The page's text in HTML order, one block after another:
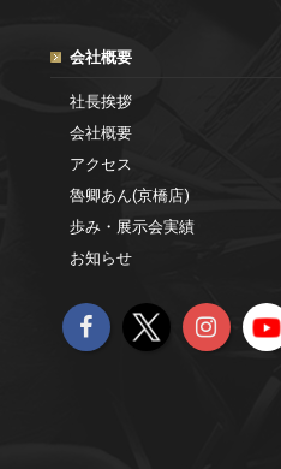
会社概要
社長挨拶
会社概要
アクセス
魯卿あん(京橋店)
歩み・展示会実績
お知らせ